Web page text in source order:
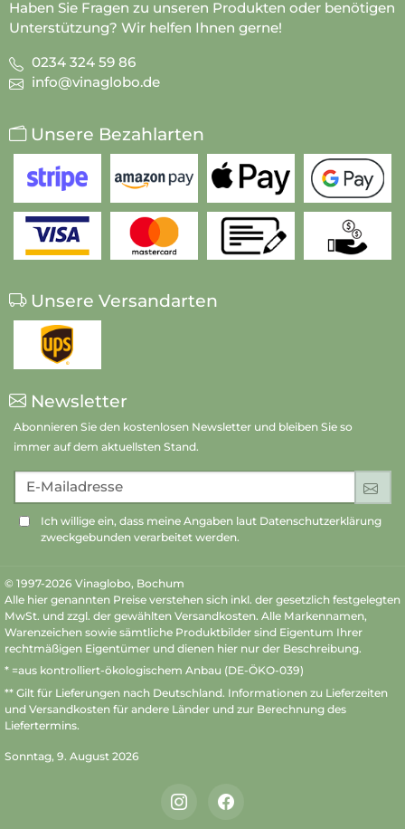
Haben Sie Fragen zu unseren Produkten oder benötigen
Unterstützung? Wir helfen Ihnen gerne!
0234 324 59 86
info@vinaglobo.de
Unsere Bezahlarten
Unsere Versandarten
Newsletter
Abonnieren Sie den kostenlosen Newsletter und bleiben Sie so
immer auf dem aktuellsten Stand.
E-Mailadresse
Ich willige ein, dass meine Angaben laut Datenschutzerklärung
zweckgebunden verarbeitet werden.
© 1997-2026 Vinaglobo, Bochum
Alle hier genannten Preise verstehen sich inkl. der gesetzlich festgelegten
MwSt. und zzgl. der gewählten Versandkosten. Alle Markennamen,
Warenzeichen sowie sämtliche Produktbilder sind Eigentum Ihrer
rechtmäßigen Eigentümer und dienen hier nur der Beschreibung.
* =aus kontrolliert-ökologischem Anbau (DE-ÖKO-039)
** Gilt für Lieferungen nach Deutschland. Informationen zu Lieferzeiten
und Versandkosten für andere Länder und zur Berechnung des
Liefertermins.
Sonntag, 9. August 2026
InstagramFacebook